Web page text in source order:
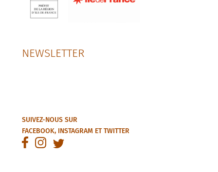
NEWSLETTER
SUIVEZ-NOUS SUR
FACEBOOK, INSTAGRAMETTWITTER